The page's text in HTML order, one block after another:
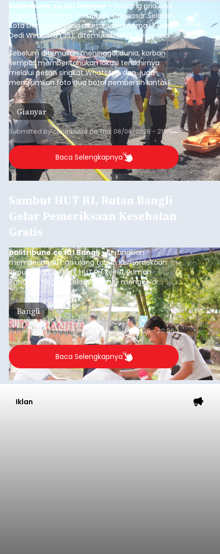
balitribune.co.id I Gianyar - Seorang pria asal
Lingkungan Dalem, Pemogan, Denpasar Selatan,
Kota Denpasar, yang diketahui bernama I Kadek
Dedi Wiranata (35), ditemukan tidak bernyawa di
pesisir Pantai Purnama, Sukawati.
Sebelum ditemukan meninggal dunia, korban
sempat memberitahukan lokasi terakhirnya
melalui pesan singkat WhatsApp dan juga
mengirimkan foto dua botol pembersih lantai ke
istrinya.
Gianyar
Submitted bycontributoronThu, 08/06/2026 - 21:06
Baca Selengkapnya
Sambut HUT RI, Rutan Bangli
Gelar Pemeriksaan Kesehatan
Gratis
balitribune.co.id I Bangli -Serangkian
memperingati hari ulang tahun Kemerdekaan
Republik Indonesia ( HUT RI) ke-81, Rumah
Tahanan Negara Kelas II B Bangli menggelar
kegiatan pemeriksaan kesehatan gratis, Rabu
(6/8/2026).
Bangli
Submitted bycontributor Thu, 08/06/2026 - 20:56
Baca Selengkapnya
Iklan